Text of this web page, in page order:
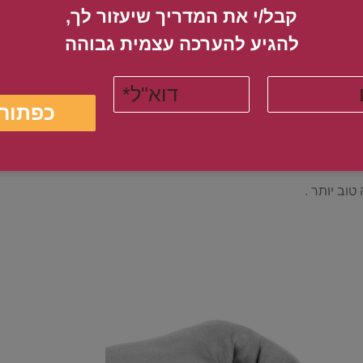
בעיות ,את הנחישות לפעול בעת
להתאושש אחרי משברים בצורה
שיפוט וביטחון עצמי. לקבלת החלטות
יותר .
קבל/י את המדריך שיעזור לך,
להגיע להערכה עצמית גבוהה​